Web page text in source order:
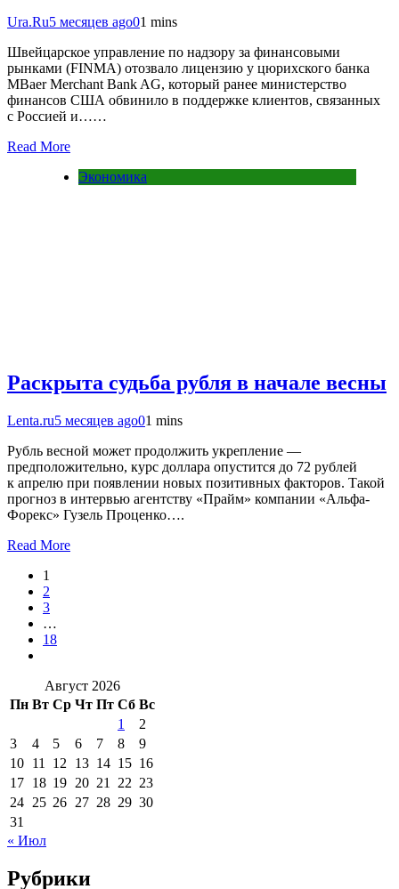
Ura.Ru5 месяцев ago01 mins
Швейцарское управление по надзору за финансовыми
рынками (FINMA) отозвало лицензию у цюрихского банка
MBaer Merchant Bank AG, который ранее министерство
финансов США обвинило в поддержке клиентов, связанных
с Россией и……
Read More
Экономика
Раскрыта судьба рубля в начале весны
Lenta.ru5 месяцев ago01 mins
Рубль весной может продолжить укрепление —
предположительно, курс доллара опустится до 72 рублей
к апрелю при появлении новых позитивных факторов. Такой
прогноз в интервью агентству «Прайм» компании «Альфа-
Форекс» Гузель Проценко….
Read More
1
2
3
…
18
Август 2026
Пн Вт Ср Чт Пт Сб Вс
1
2
3
4 5 6 7 8
9
10 11 12 13 14 15 16
17 18 19 20 21 22 23
24 25 26 27 28 29 30
31
« Июл
Рубрики